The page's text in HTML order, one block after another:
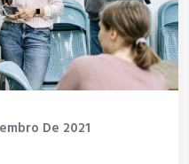
De 2021